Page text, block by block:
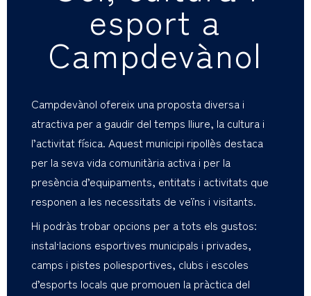
esport a
Campdevànol
Campdevànol ofereix una proposta diversa i
atractiva per a gaudir del temps lliure, la cultura i
l’activitat física. Aquest municipi ripollès destaca
per la seva vida comunitària activa i per la
presència d’equipaments, entitats i activitats que
responen a les necessitats de veïns i visitants.
Hi podràs trobar opcions per a tots els gustos:
instal·lacions esportives municipals i privades,
camps i pistes poliesportives, clubs i escoles
d’esports locals que promouen la pràctica del